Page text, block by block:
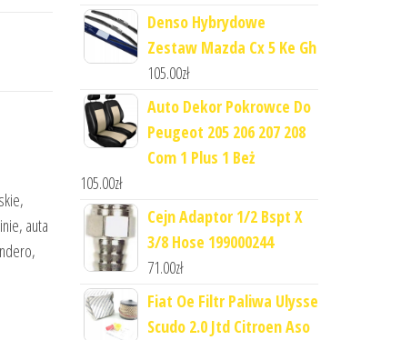
auta
Denso Hybrydowe
Zestaw Mazda Cx 5 Ke Gh
105.00zł
Auto Dekor Pokrowce Do
Peugeot 205 206 207 208
Com 1 Plus 1 Beż
105.00zł
Cejn Adaptor 1/2 Bspt X
3/8 Hose 199000244
71.00zł
Fiat Oe Filtr Paliwa Ulysse
Scudo 2.0 Jtd Citroen Aso